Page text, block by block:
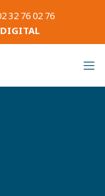
32 76 02 76